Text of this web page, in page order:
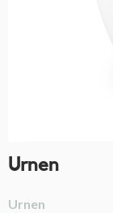
Urnen
Urnen